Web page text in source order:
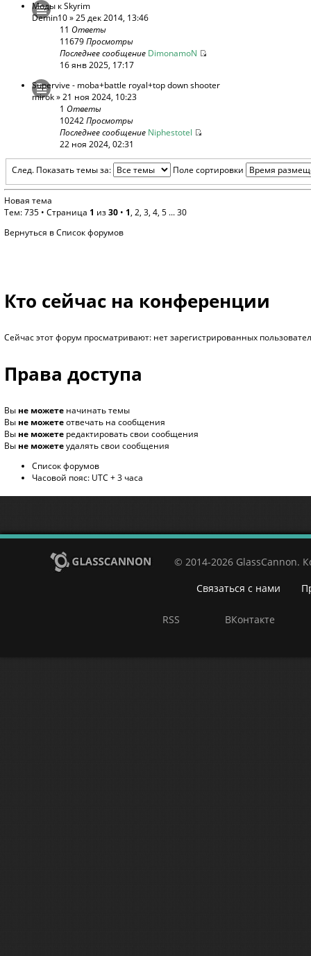
Моды к Skyrim
Demin10» 25 дек 2014, 13:46
11 Ответы
11679Просмотры
Последнее сообщение DimonamoN
16 янв 2025, 17:17
Supervive - moba+battle royal+top down shooter
mirok» 21 ноя 2024, 10:23
1 Ответы
10242Просмотры
Последнее сообщение Niphestotel
22 ноя 2024, 02:31
След. Показать темы за: Поле сортировки
Новая тема
Тем: 735 • Страница 1 из30 • 1, 2, 3, 4, 5 ...30
Вернуться в Список форумов
Кто сейчас на конференции
Сейчас этот форум просматривают: нет зарегистрированных
Права доступа
Вы не можете начинать темы
Вы не можетеотвечать на сообщения
Вы не можете редактировать свои сообщения
Вы не можетеудалять свои сообщения
Список форумов
Часовой пояс: UTC + 3 часа
© 2014-2026 GlassCannon.
Связаться с нами
RSS ВКонтакте